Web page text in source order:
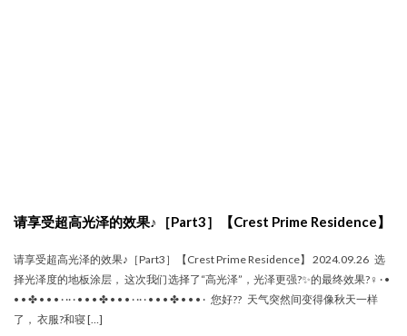
请享受超高光泽的效果♪［Part3］【Crest Prime Residence】
请享受超高光泽的效果♪［Part3］【Crest Prime Residence】 2024.09.26 选
择光泽度的地板涂层， 这次我们选择了“高光泽”，光泽更强?✨的最终效果?‍♀️ · •
• • ✤ • • • · ·· · • • • ✤ • • • · ·· · • • • ✤ • • • · 您好?? 天气突然间变得像秋天一样
了， 衣服?和寝 […]